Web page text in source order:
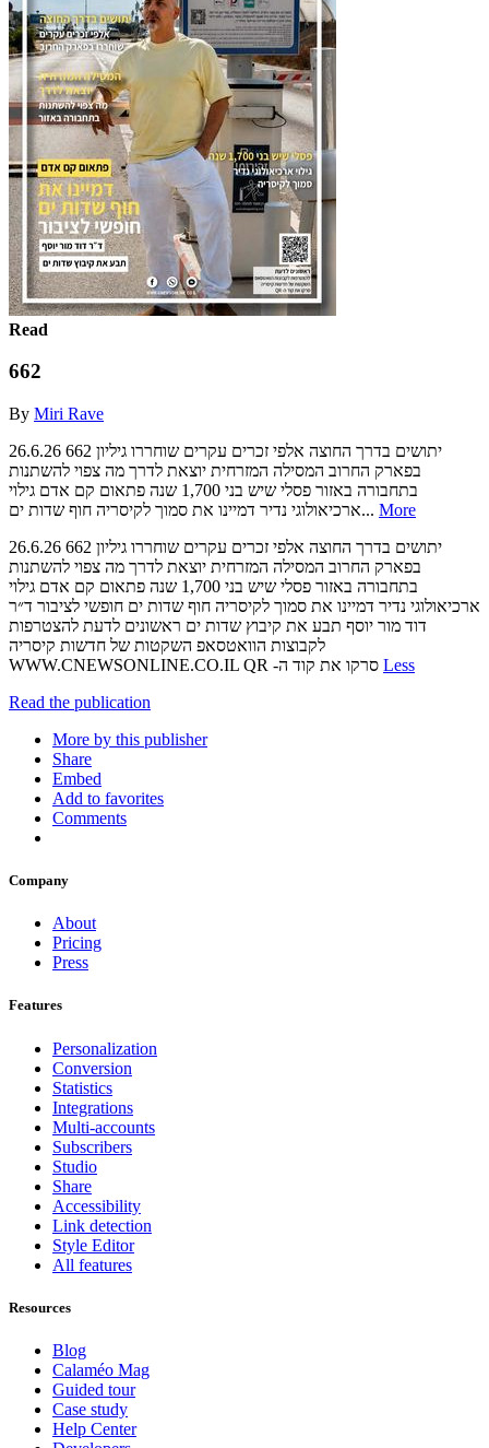
Read
662
By Miri Rave
‫‪26.6.26‬‬ ‫גיליון ‪662‬‬ ‫יתושים בדרך החוצה‬ ‫אלפי זכרים עקרים‬ ‫שוחררו
בפארק החרוב‬ ‫המסילה המזרחית‬ ‫יוצאת לדרך‬ ‫מה צפוי להשתנות‬
‫בתחבורה באזור‬ ‫פסלי שיש בני ‪ 1,700‬שנה‬ ‫פתאום קם אדם‬ ‫גילוי
ארכיאולוגי נדיר‬ ‫דמיינו את‬ ‫סמוך לקיסריה‬ ‫חוף שדות ים‬... More
‫‪26.6.26‬‬ ‫גיליון ‪662‬‬ ‫יתושים בדרך החוצה‬ ‫אלפי זכרים עקרים‬ ‫שוחררו
בפארק החרוב‬ ‫המסילה המזרחית‬ ‫יוצאת לדרך‬ ‫מה צפוי להשתנות‬
‫בתחבורה באזור‬ ‫פסלי שיש בני ‪ 1,700‬שנה‬ ‫פתאום קם אדם‬ ‫גילוי
ארכיאולוגי נדיר‬ ‫דמיינו את‬ ‫סמוך לקיסריה‬ ‫חוף שדות ים‬ ‫חופשי לציבור‬ ‫ד״ר
דוד מור יוסף‬ ‫תבע את קיבוץ שדות ים‬ ‫ראשונים לדעת‬ ‫להצטרפות
לקבוצות הוואטסאפ‬ ‫השקטות של חדשות קיסריה‬
Less
Read the publication
More by this publisher
Share
Embed
Add to favorites
Comments
Company
About
Pricing
Press
Features
Personalization
Conversion
Statistics
Integrations
Multi-accounts
Subscribers
Studio
Share
Accessibility
Link detection
Style Editor
All features
Resources
Blog
Calaméo Mag
Guided tour
Case study
Help Center